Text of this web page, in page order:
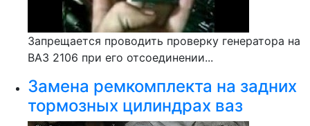
Запрещается проводить проверку генератора на
ВАЗ 2106 при его отсоединении...
Замена ремкомплекта на задних
тормозных цилиндрах ваз